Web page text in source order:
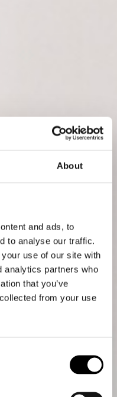
About
and ads, to
to analyse our traffic.
use of our site with
analytics partners who
that you’ve
from your use